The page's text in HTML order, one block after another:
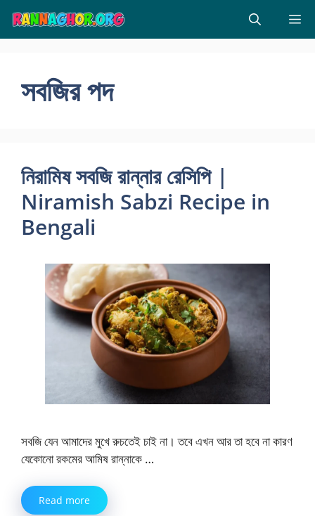
Skip
content
সবজির পদ
নিরামিষ সবজি রান্নার রেসিপি |
Niramish Sabzi Recipe in
Bengali
সবজি যেন আমাদের মুখে রুচতেই চাই না। তবে এখন আর তা হবে না কারণ
যেকোনো রকমের আমিষ রান্নাকে …
Read more